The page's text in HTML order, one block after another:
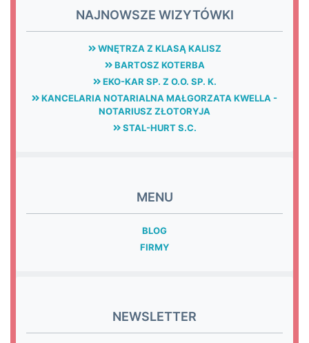
NAJNOWSZE WIZYTÓWKI
WNĘTRZA Z KLASĄ KALISZ
BARTOSZ KOTERBA
EKO-KAR SP. Z O.O. SP. K.
KANCELARIA NOTARIALNA MAŁGORZATA KWELLA -
NOTARIUSZ ZŁOTORYJA
STAL-HURT S.C.
MENU
BLOG
FIRMY
NEWSLETTER